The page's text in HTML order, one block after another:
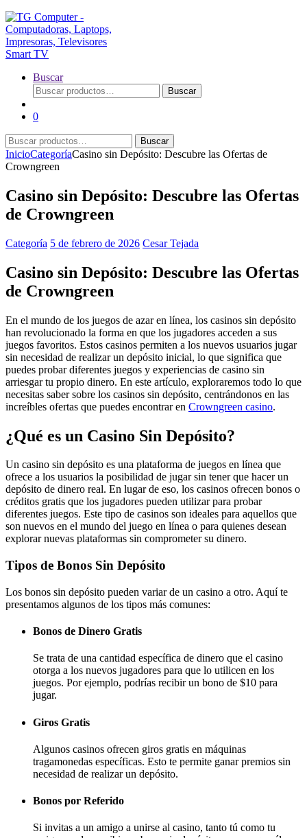
Buscar
Buscar
por:
Buscar
0
Buscar
por:
Buscar
InicioCategoríaCasino sin Depósito: Descubre las Ofertas de
Crowngreen
Casino sin Depósito: Descubre las Ofertas
de Crowngreen
Categoría 5 de febrero de 2026 Cesar Tejada
Casino sin Depósito: Descubre las Ofertas
de Crowngreen
En el mundo de los juegos de azar en línea, los casinos sin depósito
han revolucionado la forma en que los jugadores acceden a sus
juegos favoritos. Estos casinos permiten a los nuevos usuarios jugar
sin necesidad de realizar un depósito inicial, lo que significa que
puedes probar diferentes juegos y experiencias de casino sin
arriesgar tu propio dinero. En este artículo, exploraremos todo lo que
necesitas saber sobre los casinos sin depósito, centrándonos en las
increíbles ofertas que puedes encontrar en Crowngreen casino.
¿Qué es un Casino Sin Depósito?
Un casino sin depósito es una plataforma de juegos en línea que
ofrece a los usuarios la posibilidad de jugar sin tener que hacer un
depósito de dinero real. En lugar de eso, los casinos ofrecen bonos o
créditos gratis que los jugadores pueden utilizar para probar
diferentes juegos. Este tipo de casinos son ideales para aquellos que
son nuevos en el mundo del juego en línea o para quienes desean
explorar nuevas plataformas sin comprometer su dinero.
Tipos de Bonos Sin Depósito
Los bonos sin depósito pueden variar de un casino a otro. Aquí te
presentamos algunos de los tipos más comunes:
Bonos de Dinero Gratis
Se trata de una cantidad específica de dinero que el casino
otorga a los nuevos jugadores para que lo utilicen en los
juegos. Por ejemplo, podrías recibir un bono de $10 para
jugar.
Giros Gratis
Algunos casinos ofrecen giros gratis en máquinas
tragamonedas específicas. Esto te permite ganar premios sin
necesidad de realizar un depósito.
Bonos por Referido
Si invitas a un amigo a unirse al casino, tanto tú como tu